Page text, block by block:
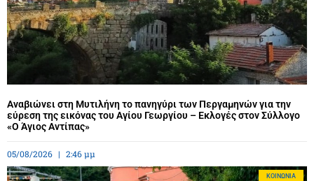
Αναβιώνει στη Μυτιλήνη το πανηγύρι των Περγαμηνών για την
εύρεση της εικόνας του Αγίου Γεωργίου – Εκλογές στον Σύλλογο
«Ο Άγιος Αντίπας»
05/08/2026 2:46 μμ
ΚΟΙΝΩΝΊΑ